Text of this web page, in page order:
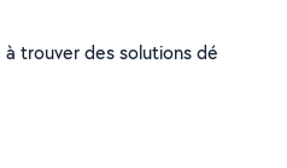
trouver des solutions dé